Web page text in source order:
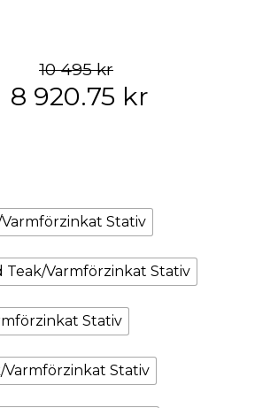
10 495kr
8 920.75 kr
Stativ
Teak/Varmförzinkat Stativ
Stativ
Varmförzinkat Stativ